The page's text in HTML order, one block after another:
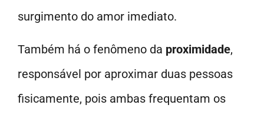
surgimento do amor imediato.
Também há o fenômeno da proximidade,
responsável por aproximar duas pessoas
fisicamente, pois ambas frequentam os